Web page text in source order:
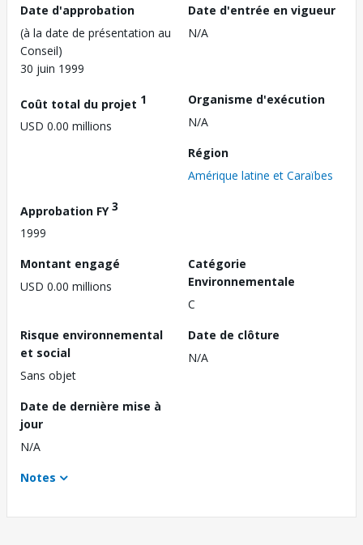
Date d'approbation
(à la date de présentation au
Conseil)
30 juin 1999
Date d'entrée en vigueur
N/A
Coût total du projet 1
USD 0.00 millions
Organisme d'exécution
N/A
Région
Amérique latine et Caraïbes
Approbation FY3
1999
Montant engagé
USD 0.00 millions
Catégorie
Environnementale
C
Risque environnemental
et social
Sans objet
Date de clôture
N/A
Date de dernière mise à
jour
N/A
Notes